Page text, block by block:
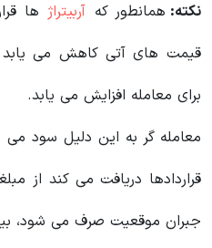
نکته: همانطور که آربیتراژ ها
قیمت های آتی کاهش می یابد
برای معامله افزایش می یابد.
معامله گر به این دلیل سود می
قراردادها دریافت می کند از
جبران موقعیت صرف می شود،